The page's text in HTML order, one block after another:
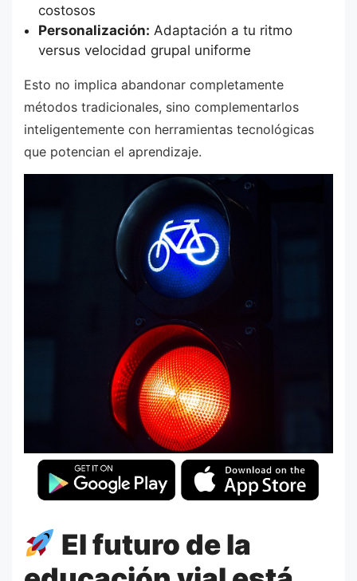
costosos
Personalización: Adaptación a tu ritmo
versus velocidad grupal uniforme
Esto no implica abandonar completamente
métodos tradicionales, sino complementarlos
inteligentemente con herramientas tecnológicas
que potencian el aprendizaje.
El futuro de la